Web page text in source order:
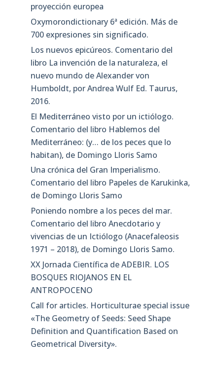
proyección europea
Oxymorondictionary 6ª edición. Más de
700 expresiones sin significado.
Los nuevos epicúreos. Comentario del
libro La invención de la naturaleza, el
nuevo mundo de Alexander von
Humboldt, por Andrea Wulf Ed. Taurus,
2016.
El Mediterráneo visto por un ictiólogo.
Comentario del libro Hablemos del
Mediterráneo: (y… de los peces que lo
habitan), de Domingo Lloris Samo
Una crónica del Gran Imperialismo.
Comentario del libro Papeles de Karukinka,
de Domingo Lloris Samo
Poniendo nombre a los peces del mar.
Comentario del libro Anecdotario y
vivencias de un Ictiólogo (Anacefaleosis
1971 – 2018), de Domingo Lloris Samo.
XX Jornada Científica de ADEBIR. LOS
BOSQUES RIOJANOS EN EL
ANTROPOCENO
Call for articles. Horticulturae special issue
«The Geometry of Seeds: Seed Shape
Definition and Quantification Based on
Geometrical Diversity»​.